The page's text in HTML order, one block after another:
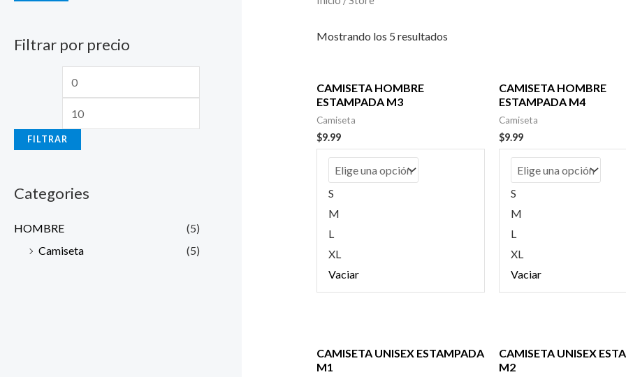
Filtrar por precio
FILTRAR
Categories
HOMBRE
(5)
Camiseta
(5)
Mostrando los 5 resultados
CAMISETA HOMBRE
ESTAMPADA M3
Camiseta
$9.99
S
M
L
XL
Vaciar
CAMISETA HOMBRE
ESTAMPADA M4
Camiseta
$9.99
S
M
L
XL
Vaciar
CAMISETA UNISEX ESTAMPADA
M1
CAMISETA UNISEX
M2